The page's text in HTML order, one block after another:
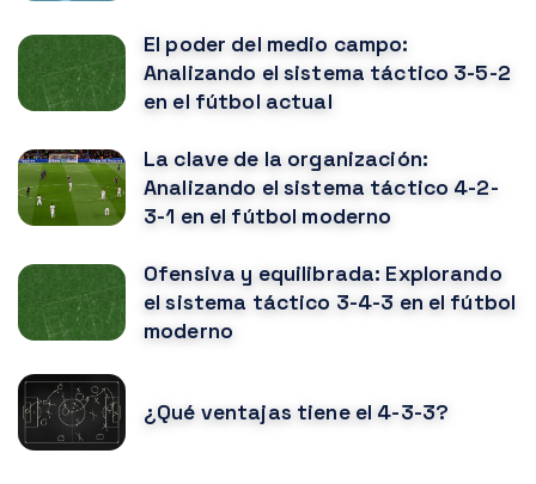
El poder del medio campo:
Analizando el sistema táctico 3-5-2
en el fútbol actual
La clave de la organización:
Analizando el sistema táctico 4-2-
3-1 en el fútbol moderno
Ofensiva y equilibrada: Explorando
el sistema táctico 3-4-3 en el fútbol
moderno
¿Qué ventajas tiene el 4-3-3?